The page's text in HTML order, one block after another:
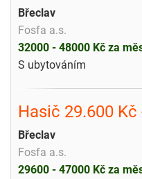
Břeclav
Fosfa a.s.
32000 - 48000 Kč za
S ubytováním
Hasič 29.600 Kč
Břeclav
Fosfa a.s.
29600 - 47000 Kč za